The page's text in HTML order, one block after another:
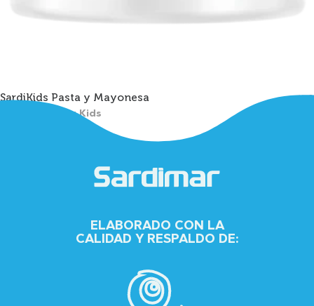
SardiKids Pasta y Mayonesa
Atún Sardimar Kids
ELABORADO CON LA
CALIDAD Y RESPALDO DE: